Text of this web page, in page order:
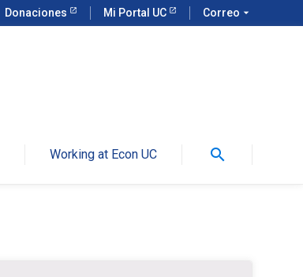
Donaciones Mi Portal UC Correo arrow_drop_down
Working at Econ UC search